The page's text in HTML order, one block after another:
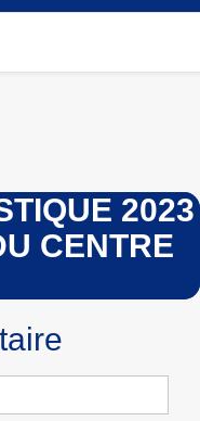
2023
CENTRE